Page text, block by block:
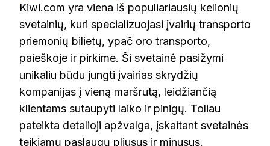
Kiwi.com yra viena iš populiariausių kelionių
svetainių, kuri specializuojasi įvairių transporto
priemonių bilietų, ypač oro transporto,
paieškoje ir pirkime. Ši svetainė pasižymi
unikaliu būdu jungti įvairias skrydžių
kompanijas į vieną maršrutą, leidžiančią
klientams sutaupyti laiko ir pinigų. Toliau
pateikta detalioji apžvalga, įskaitant svetainės
teikiamų paslaugų pliusus ir minusus.